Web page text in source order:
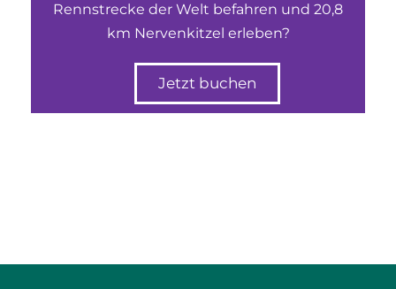
Rennstrecke der Welt befahren und 20,8
km Nervenkitzel erleben?
Jetzt buchen